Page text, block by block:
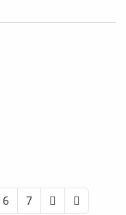
6 7